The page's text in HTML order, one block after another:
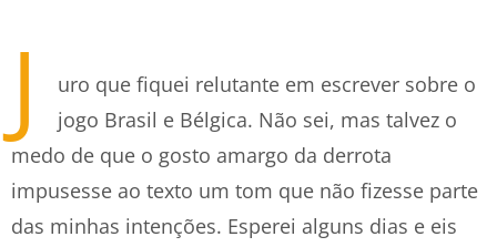
J
uro que fiquei relutante em escrever sobre o
jogo Brasil e Bélgica. Não sei, mas talvez o
medo de que o gosto amargo da derrota
impusesse ao texto um tom que não fizesse parte
das minhas intenções. Esperei alguns dias e eis